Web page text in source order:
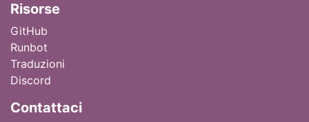
Risorse
GitHub
Runbot
Traduzioni
Discord
Contattaci